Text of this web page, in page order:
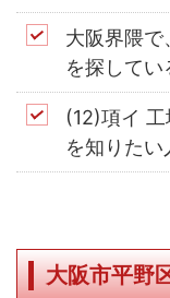
大阪界隈
を探してい
(12)項イ
を知りたい
大阪市平野